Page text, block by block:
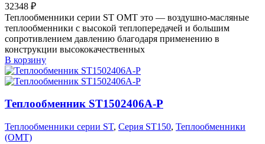
32348 ₽
Теплообменники серии ST OMT это — воздушно-масляные
теплообменники с высокой теплопередачей и большим
сопротивлением давлению благодаря применению в
конструкции высококачественных
В корзину
Теплообменник ST1502406A-P
Теплообменники серии ST, Серия ST150, Теплообменники
(OMT)